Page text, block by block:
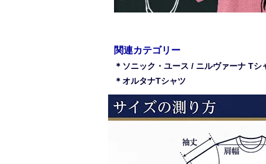
関連カテゴリー
＊ソニック・ユース / ニルヴァーナ Tシ
＊オルタナTシャツ